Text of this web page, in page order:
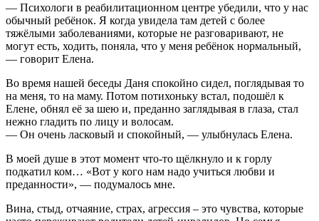
— Психологи в реабилитационном центре убедили, что у нас
обычный ребёнок. Я когда увидела там детей с более
тяжёлыми заболеваниями, которые не разговаривают, не
могут есть, ходить, поняла, что у меня ребёнок нормальный,
— говорит Елена.
Во время нашей беседы Даня спокойно сидел, поглядывая то
на меня, то на маму. Потом потихоньку встал, подошёл к
Елене, обнял её за шею и, преданно заглядывая в глаза, стал
нежно гладить по лицу и волосам.
— Он очень ласковый и спокойный, — улыбнулась Елена.
В моей душе в этот момент что-то щёлкнуло и к горлу
подкатил ком… «Вот у кого нам надо учиться любви и
преданности», — подумалось мне.
Вина, стыд, отчаяние, страх, агрессия – это чувства, которые